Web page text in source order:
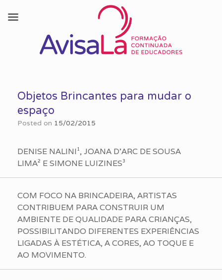
contentObjetos Brincantes para mudar o
espaço
Posted on 15/02/2015
DENISE NALINI¹, JOANA D’ARC DE SOUSA
LIMA² E SIMONE LUIZINES³
COM FOCO NA BRINCADEIRA, ARTISTAS
CONTRIBUEM PARA CONSTRUIR UM
AMBIENTE DE QUALIDADE PARA CRIANÇAS,
POSSIBILITANDO DIFERENTES EXPERIÊNCIAS
LIGADAS À ESTÉTICA, A CORES, AO TOQUE E
AO MOVIMENTO.